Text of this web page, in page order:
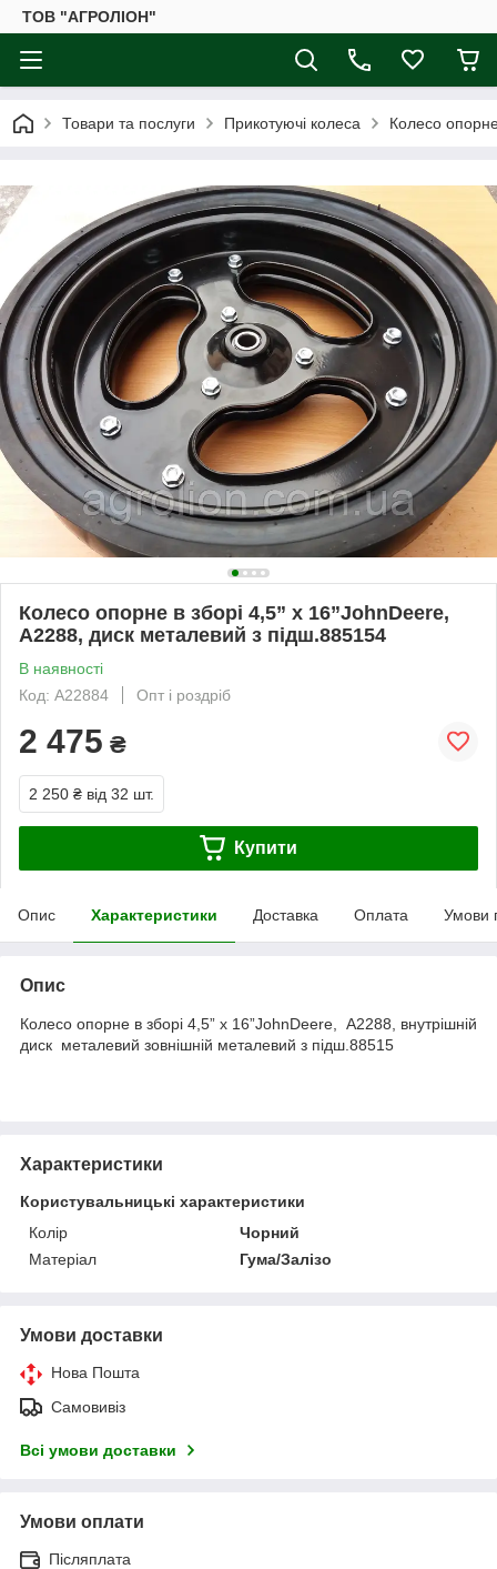
ТОВ "АГРОЛІОН"
Товари та послуги Прикотуючі колеса Колесо
Колесо опорне в зборі 4,5” x 16”JohnDeere,
A2288, диск металевий з підш.885154
В наявності
Код: A22884
Опт і роздріб
2 475 ₴
2 250 ₴ від 32 шт.
Купити
Опис Характеристики Доставка Оплата Умови
Опис
Колесо опорне в зборі 4,5” x 16”JohnDeere, A2288, внутрішній
диск металевий зовнішній металевий з підш.88515
Характеристики
Користувальницькі характеристики
Колір
Чорний
Матеріал
Гума/Залізо
Умови доставки
Нова Пошта
Самовивіз
Всі умови доставки
Умови оплати
Післяплата